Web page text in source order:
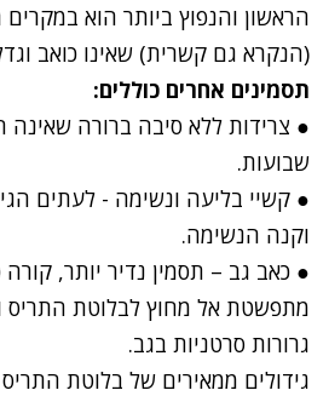
הראשון והנפוץ ביותר הוא במקרים
(הנקרא גם קשרית) שאינו כואב
תסמינים אחרים כוללים:
● צרידות ללא סיבה ברורה
שבועות.
● קשיי בליעה ונשימה - לעתים
וקנה הנשימה.
● כאב גב – תסמין נדיר יותר,
מתפשטת אל מחוץ לבלוטת
גרורות סרטניות בגב.
גידולים ממאירים של בלוטת התריס